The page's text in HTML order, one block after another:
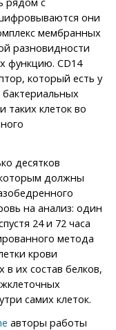
они
мембранных
разновидности
функцию. CD14
который есть у
таких клеток во
десятков
должны
на анализ: один
24 и 72 часа
метода
крови
их состав белков,
самих клеток.
авторы работы